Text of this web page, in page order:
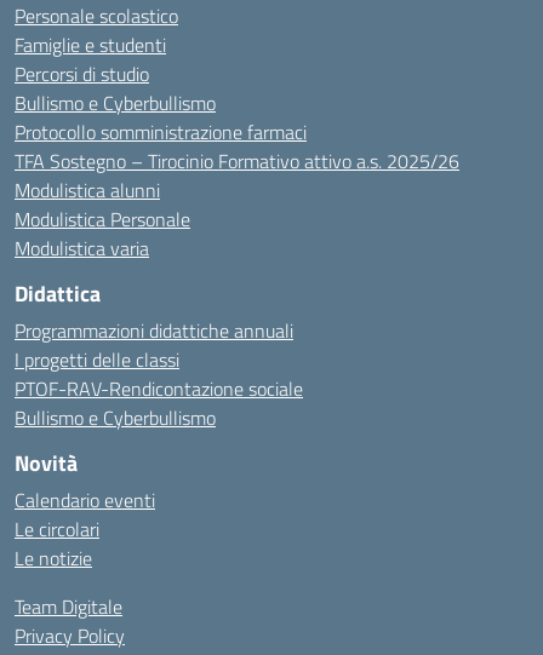
Personale scolastico
Famiglie e studenti
Percorsi di studio
Bullismo e Cyberbullismo
Protocollo somministrazione farmaci
TFA Sostegno – Tirocinio Formativo attivo a.s. 2025/26
Modulistica alunni
Modulistica Personale
Modulistica varia
Didattica
Programmazioni didattiche annuali
I progetti delle classi
PTOF-RAV-Rendicontazione sociale
Bullismo e Cyberbullismo
Novità
Calendario eventi
Le circolari
Le notizie
Team Digitale
Privacy Policy